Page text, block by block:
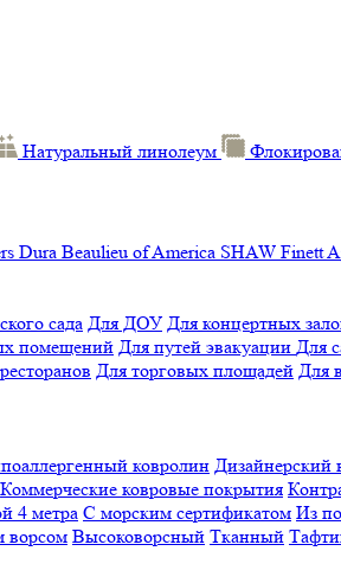
Натуральный линолеум
Dura Beaulieu of America SHAW Finett
сада Для ДОУ Для концертных
помещений Для путей эвакуации Для
Для торговых площадей Для
ковролин Дизайнерский
Коммерческие ковровые покрытия
4 метра С морским сертификатом Из
ворсом Высоковорсный Тканный